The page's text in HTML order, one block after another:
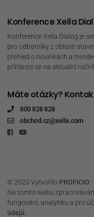
Konference Xella
Konference Xella Dialog je
pro odborníky z oblasti
přehled o novinkách a
přihlaste se na aktuální
Máte otázky?
800 828 828
obchod.cz@xella.com
© 2020 Vytvořilo PROFICIO
Na tomto webu
fungování, analytiku a pro
údajů